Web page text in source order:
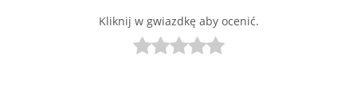
Kliknij w gwiazdkę aby ocenić.